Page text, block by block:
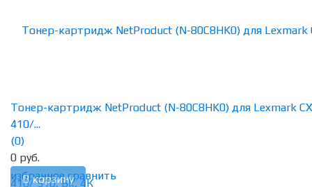
избранное сравнить
Тонер-картридж NetProduct (N-80C8HK0) для Lexmark
410/...
(0)
0 руб.
В корзину